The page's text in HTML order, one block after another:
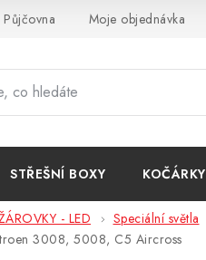
Půjčovna Moje objednávka
STŘEŠNÍ BOXY KOČÁRKY
- LED Speciální světla
3008, 5008, C5 Aircross